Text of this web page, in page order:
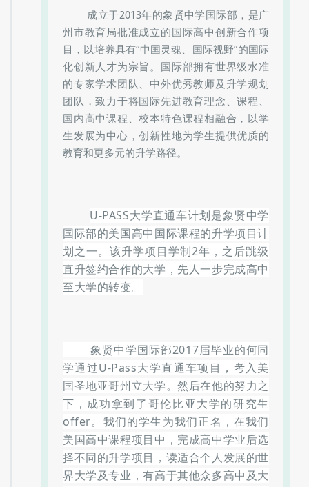
州市教育局批准成立的国际高中创新合作项
目，以培养具有“中国灵魂、国际视野”的国际
化创新人才为宗旨。国际部拥有世界级水准
的专家学术团队、中外优秀教师及升学规划
团队，致力于将国际先进教育理念、课程、
国内高中课程、校本特色课程相融合，以学
生发展为中心，创新性地为学生提供优质的
教育和更多元的升学路径。
国际部的美国高中国际课程的升学项目计
划之一。该升学项目学制2年，之后跳级
直升签约合作的大学，先人一步完成高中
至大学的转变。
学通过U-Pass大学直通车项目，考入美
国圣地亚哥州立大学。然后在他的努力之
下，成功拿到了哥伦比亚大学的研究生
offer。我们的学生为我们正名，在我们
美国高中课程项目中，完成高中学业后选
择不同的升学项目，读适合个人发展的世
界大学及专业，有高于其他众多高中及大
学进入顶尖大学继续接受更高等教育的机